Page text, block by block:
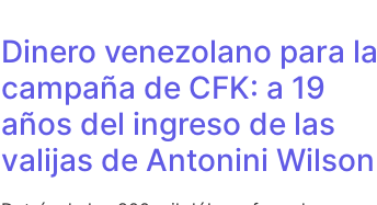
Dinero venezolano para la
campaña de CFK: a 19
años del ingreso de las
valijas de Antonini Wilson